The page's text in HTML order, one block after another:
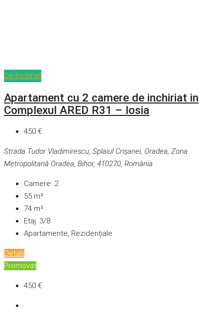
De închiriat
Apartament cu 2 camere de inchiriat in
Complexul ARED R31 – Iosia
450 €
Strada Tudor Vladimirescu, Splaiul Crișanei, Oradea, Zona
Metropolitană Oradea, Bihor, 410270, România
Camere: 2
55 m²
74 m²
Etaj: 3/8
Apartamente, Rezidențiale
Detalii
Promovat
450 €